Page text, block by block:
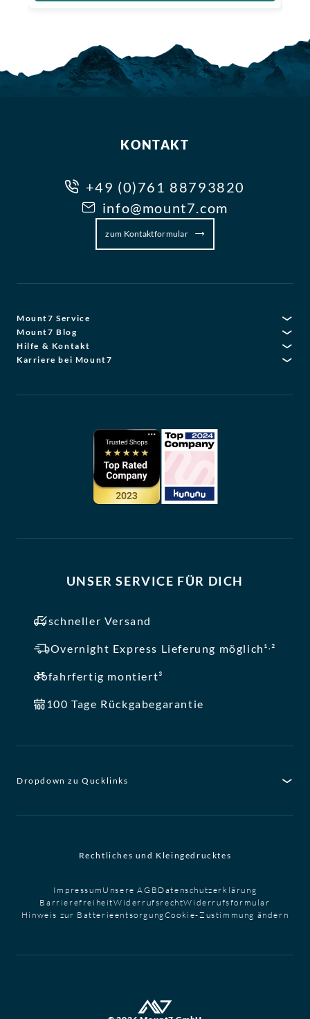
KONTAKT
+49 (0)761 88793820
info@mount7.com
zum Kontaktformular
Mount7 Service
Mount7 Blog
Hilfe & Kontakt
Karriere bei Mount7
UNSER SERVICE FÜR DICH
schneller Versand
Overnight Express Lieferung möglich¹ ,²
fahrfertig montiert³
100 Tage Rückgabegarantie
Dropdown zu Qucklinks
Rechtliches und Kleingedrucktes
Impressum Unsere AGB Datenschutzerklärung
BarrierefreiheitWiderrufsrechtWiderrufsformular
Hinweis zur BatterieentsorgungCookie-Zustimmung ändern